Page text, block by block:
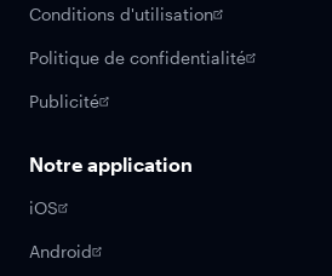
Conditions d'utilisation
Politique de confidentialité
Publicité
Notre application
iOS
Android